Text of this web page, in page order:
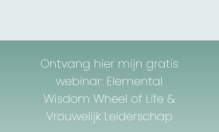
Ontvang hier mijn gratis
webinar: Elemental
Wisdom Wheel of Life &
Vrouwelijk Leiderschap